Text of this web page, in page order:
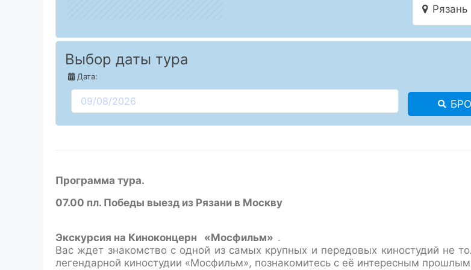
Рязань
Выбор даты тура
Дата:
Программа тура.
07.00 пл. Победы выезд из Рязани в Москву
Экскурсия на Киноконцерн «Мосфильм» .
Вас ждет знакомство с одной из самых крупных и передовых киностудий не
легендарной киностудии «Мосфильм», познакомитесь с её интересным